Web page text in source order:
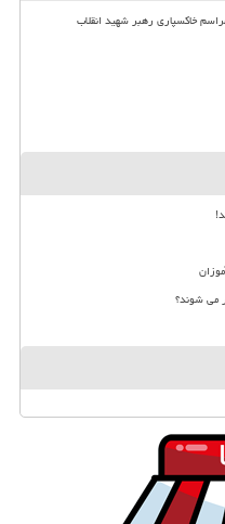
خاکسپاری رهبر شهید انقلاب
می شوند؟